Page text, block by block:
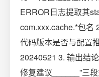
ERROR日志提取其
com.xxx.cache.*包名
代码版本是否与配置
20240521 3. 输出结
修复建议______”三